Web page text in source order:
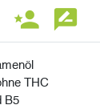
THC
B5